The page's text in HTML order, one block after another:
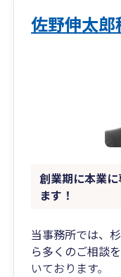
佐野伸太
創業期に本業
ます！
当事務所では、
ら多くのご相談
いております。